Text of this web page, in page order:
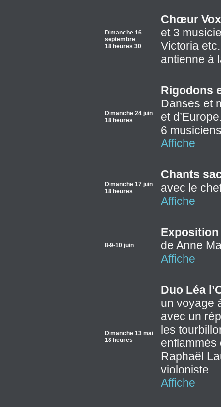
Dimanche 16
septembre
18 heures 30
Chœur
et 3
Victoria
antienne à
Dimanche 24 juin
18 heures
Rigodons
Danses et
et
6
Affiche
Dimanche 17 juin
18 heures
Chants
avec le
Affiche
8-9-10 juin
de Anne
Affiche
Dimanche 13 mai
18 heures
Duo Léa
un voyage
avec un
les
enflammés
Raphaël
violoniste
Affiche